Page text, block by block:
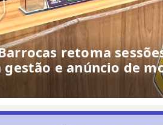
retoma
gestão e anúncio de